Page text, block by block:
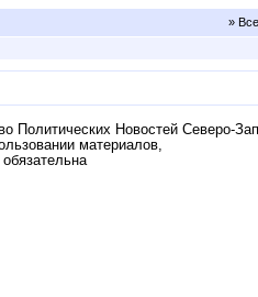
»
Политических Новостей Северо-
материалов,